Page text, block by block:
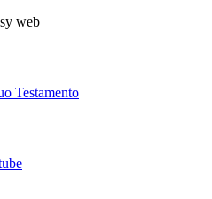
web
Testamento